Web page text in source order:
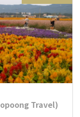
Travel)